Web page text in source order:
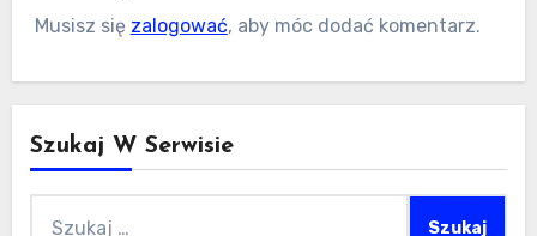
Musisz się zalogować, aby móc dodać komentarz.
Szukaj W Serwisie